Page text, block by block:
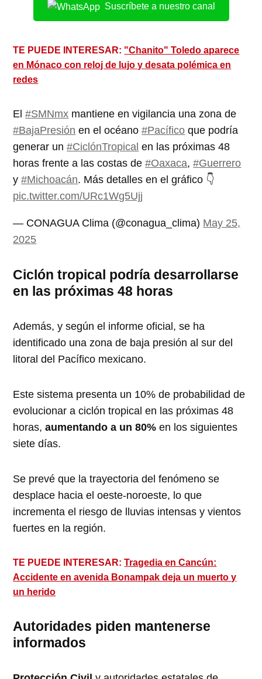
Suscríbete a nuestro canal
TE PUEDE INTERESAR: "Chanito" Toledo aparece
en Mónaco con reloj de lujo y desata polémica en
redes
El#SMNmx mantiene en vigilancia una zona de
#BajaPresión en el océano#Pacífico que podría
generar un#CiclónTropical en las próximas 48
horas frente a las costas de#Oaxaca,#Guerrero
y#Michoacán. Más detalles en el gráfico 👇
pic.twitter.com/URc1Wg5Ujj
— CONAGUA Clima (@conagua_clima) May 25,
2025
Ciclón tropical podría desarrollarse
en las próximas 48 horas
Además, y según el informe oficial, se ha
identificado una zona de baja presión al sur del
litoral del Pacífico mexicano.
Este sistema presenta un 10% de probabilidad de
evolucionar a ciclón tropical en las próximas 48
horas,aumentando a un 80% en los siguientes
siete días.
Se prevé que la trayectoria del fenómeno se
desplace hacia el oeste-noroeste, lo que
incrementa el riesgo de lluvias intensas y vientos
fuertes en la región.
TE PUEDE INTERESAR:Tragedia en Cancún:
Accidente en avenida Bonampak deja un muerto y
un herido
Autoridades piden mantenerse
informados